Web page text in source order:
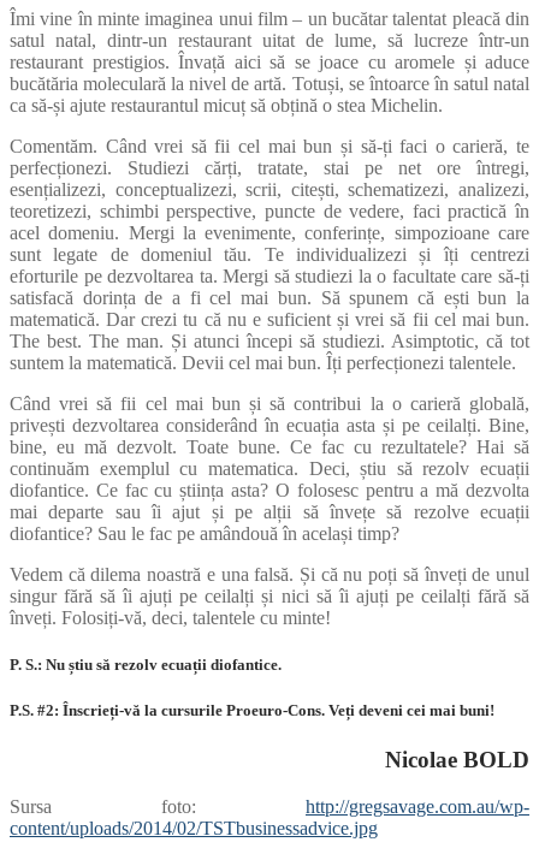
Îmi vine în minte imaginea unui film – un bucătar talentat pleacă din
satul natal, dintr-un restaurant uitat de lume, să lucreze într-un
restaurant prestigios. Învață aici să se joace cu aromele și aduce
bucătăria moleculară la nivel de artă. Totuși, se întoarce în satul natal
ca să-și ajute restaurantul micuț să obțină o stea Michelin.
Comentăm. Când vrei să fii cel mai bun și să-ți faci o carieră, te
perfecționezi. Studiezi cărți, tratate, stai pe net ore întregi,
esențializezi, conceptualizezi, scrii, citești, schematizezi, analizezi,
teoretizezi, schimbi perspective, puncte de vedere, faci practică în
acel domeniu. Mergi la evenimente, conferințe, simpozioane care
sunt legate de domeniul tău. Te individualizezi și îți centrezi
eforturile pe dezvoltarea ta. Mergi să studiezi la o facultate care să-ți
satisfacă dorința de a fi cel mai bun. Să spunem că ești bun la
matematică. Dar crezi tu că nu e suficient și vrei să fii cel mai bun.
The best. The man. Și atunci începi să studiezi. Asimptotic, că tot
suntem la matematică. Devii cel mai bun. Îți perfecționezi talentele.
Când vrei să fii cel mai bun și să contribui la o carieră globală,
privești dezvoltarea considerând în ecuația asta și pe ceilalți. Bine,
bine, eu mă dezvolt. Toate bune. Ce fac cu rezultatele? Hai să
continuăm exemplul cu matematica. Deci, știu să rezolv ecuații
diofantice. Ce fac cu știința asta? O folosesc pentru a mă dezvolta
mai departe sau îi ajut și pe alții să învețe să rezolve ecuații
diofantice? Sau le fac pe amândouă în același timp?
Vedem că dilema noastră e una falsă. Și că nu poți să înveți de unul
singur fără să îi ajuți pe ceilalți și nici să îi ajuți pe ceilalți fără să
înveți. Folosiți-vă, deci, talentele cu minte!
P. S.: Nu știu să rezolv ecuații diofantice.
P.S. #2: Înscrieți-vă la cursurile Proeuro-Cons. Veți deveni cei mai buni!
Nicolae BOLD
Sursa foto: http://gregsavage.com.au/wp-
content/uploads/2014/02/TSTbusinessadvice.jpg